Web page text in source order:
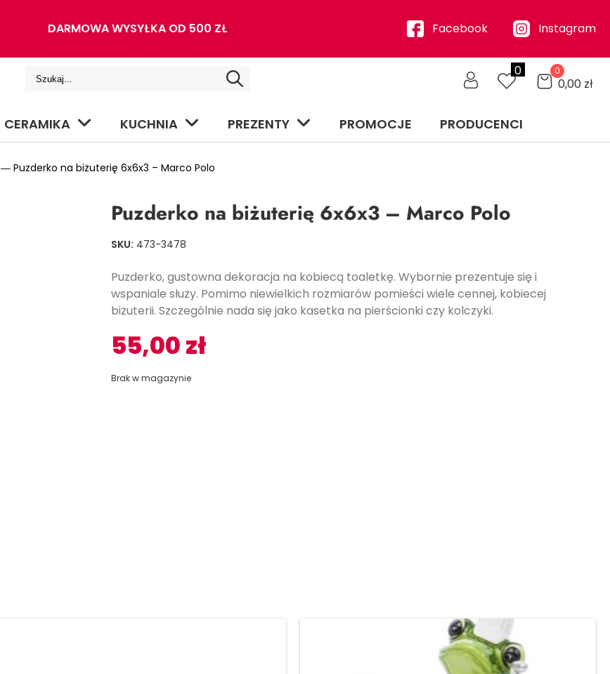
DARMOWA WYSYŁKA OD 500 ZŁ Facebook Instagram
0 0
0,00 zł
CERAMIKA KUCHNIA PREZENTY PROMOCJE PRODUCENCI
― Puzderko na biżuterię 6x6x3 – Marco Polo
Puzderko na biżuterię 6x6x3 – Marco Polo
SKU: 473-3478
Puzderko, gustowna dekoracja na kobiecą toaletkę. Wybornie prezentuje się i
wspaniale służy. Pomimo niewielkich rozmiarów pomieści wiele cennej, kobiecej
biżuterii. Szczególnie nada się jako kasetka na pierścionki czy kolczyki.
55,00zł
Brak w magazynie